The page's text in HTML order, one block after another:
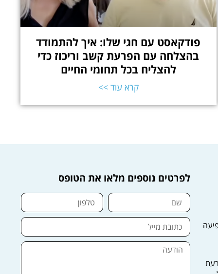
פודקאסט עם חגי שלו: איך להתמודד
בהצלחה עם הפרעת קשב וריכוז כדי
להצליח בכל תחומי החיים
קרא עוד >>
לפרטים נוספים מלאו את הטופס